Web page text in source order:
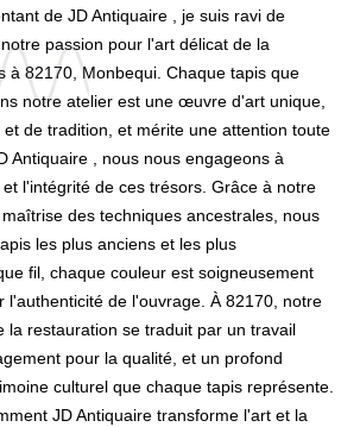
de JD Antiquaire , je suis ravi de
passion pour l'art délicat de la
à 82170, Monbequi. Chaque tapis que
notre atelier est une œuvre d'art unique,
de tradition, et mérite une attention toute
Antiquaire , nous nous engageons à
l'intégrité de ces trésors. Grâce à notre
des techniques ancestrales, nous
les plus anciens et les plus
fil, chaque couleur est soigneusement
l'authenticité de l'ouvrage. À 82170, notre
la restauration se traduit par un travail
pour la qualité, et un profond
culturel que chaque tapis représente.
JD Antiquaire transforme l'art et la